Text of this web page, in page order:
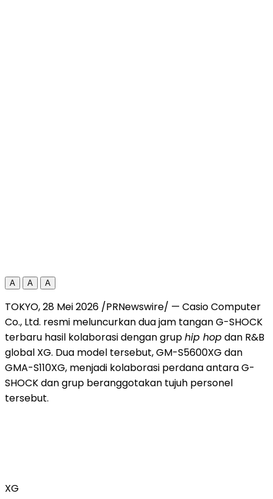
A A A
TOKYO, 28 Mei 2026 /PRNewswire/ — Casio Computer
Co., Ltd. resmi meluncurkan dua jam tangan G-SHOCK
terbaru hasil kolaborasi dengan gruphip hopdan R&B
global XG. Dua model tersebut, GM-S5600XG dan
GMA-S110XG, menjadi kolaborasi perdana antara G-
SHOCK dan grup beranggotakan tujuh personel
tersebut.
XG